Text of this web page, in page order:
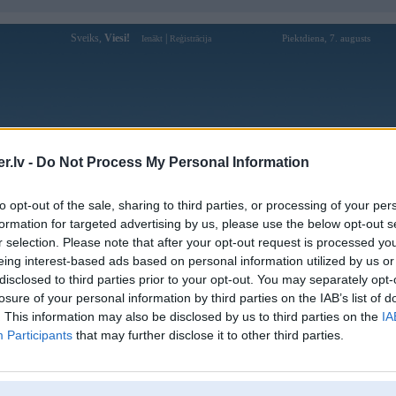
- Do Not Process My Personal Information
opt-out of the sale, sharing to third parties, or processing of your
for targeted advertising by us, please use the below opt-out
selection. Please note that after your opt-out request is processed
interest-based ads based on personal information utilized by us
to third parties prior to your opt-out. You may separately
of your personal information by third parties on the IAB’s list of
This information may also be disclosed by us to third parties on the
Participants that may further disclose it to other third parties.
Sveiks, Viesi! Ienākt Reģistrācija Piektdiena, 7. augusts
Forums Galerijas Reģistrācija Lietotāji
Lietotāja apdrosinu profils
Pēdējo reizi manīts: 15. Jun 2011, 09:41
Lietotājvārds:
apdrosinu
Ziņojumi forumā:
4
[Pēdējie ziņojumi forumā]